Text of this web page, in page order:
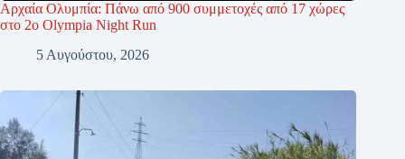
Αρχαία Ολυμπία: Πάνω από 900 συμμετοχές από 17 χώρες
στο 2ο Olympia Night Run
5 Αυγούστου, 2026